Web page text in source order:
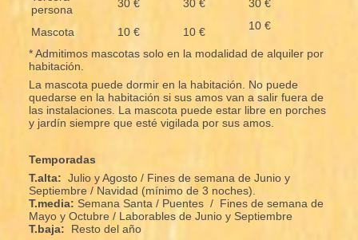
persona
30 € 30 € 30 €
Mascota 10 € 10 € 10 €
* Admitimos mascotas solo en la modalidad de alquiler por
habitación.
La mascota puede dormir en la habitación. No puede
quedarse en la habitación si sus amos van a salir fuera de
las instalaciones. La mascota puede estar libre en porches
y jardín siempre que esté vigilada por sus amos.
Temporadas
T.alta: Julio y Agosto / Fines de semana de Junio y
Septiembre / Navidad (mínimo de 3 noches).
T.media: Semana Santa / Puentes / Fines de semana de
Mayo y Octubre / Laborables de Junio y Septiembre
T.baja: Resto del año